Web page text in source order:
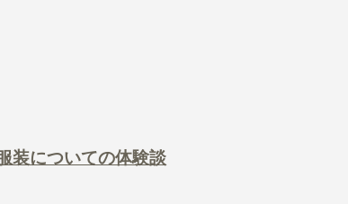
装についての体験談